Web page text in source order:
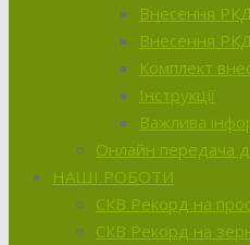
Внесення
Внесення
Комплект
Інструкції
Важлива
Онлайн передача
НАШІ РОБОТИ
СКВ Рекорд на
СКВ Рекорд на